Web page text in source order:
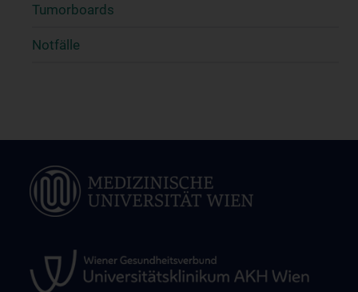
Tumorboards
Notfälle